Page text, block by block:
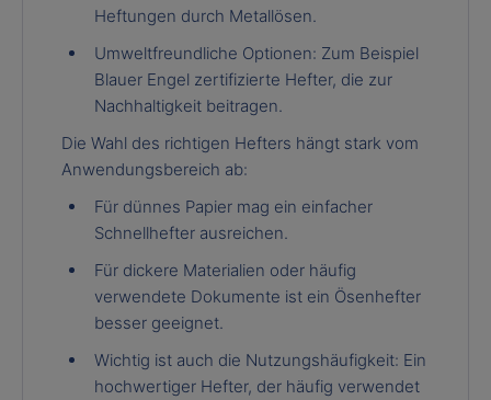
Heftungen durch Metallösen.
Umweltfreundliche Optionen: Zum Beispiel
Blauer Engel zertifizierte Hefter, die zur
Nachhaltigkeit beitragen.
Die Wahl des richtigen Hefters hängt stark vom
Anwendungsbereich ab:
Für dünnes Papier mag ein einfacher
Schnellhefter ausreichen.
Für dickere Materialien oder häufig
verwendete Dokumente ist ein Ösenhefter
besser geeignet.
Wichtig ist auch die Nutzungshäufigkeit: Ein
hochwertiger Hefter, der häufig verwendet